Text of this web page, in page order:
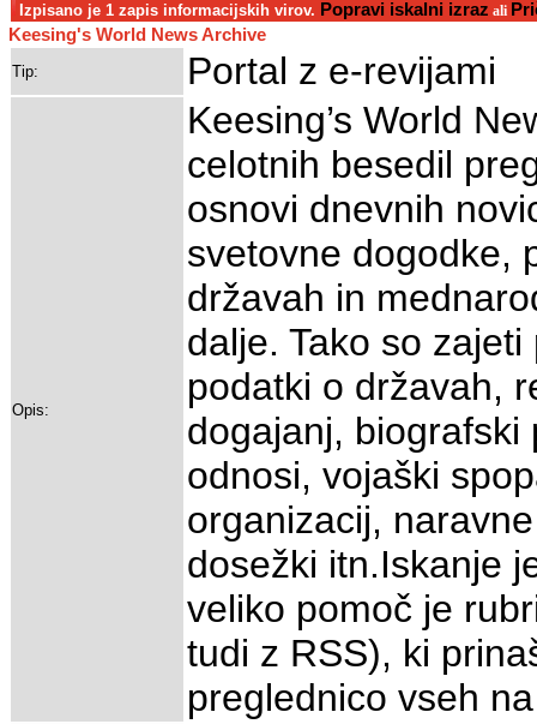
Izpisano je 1 zapis informacijskih virov. Popravi iskalni izraz ali
Keesing's World News Archive
Tip: Portal z e-revijami
Opis:
Keesing’s World
celotnih besedil
osnovi dnevnih
svetovne dogodke,
državah in
dalje. Tako so
podatki o državah,
dogajanj, biografski
odnosi, vojaški
organizacij,
dosežki itn.Iskanje
veliko pomoč je
tudi z RSS), ki
preglednico vseh